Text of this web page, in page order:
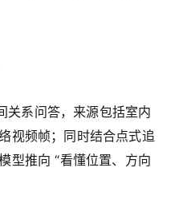
系问答，来源包括室内
视频帧；同时结合点式追
型推向 “看懂位置、方向